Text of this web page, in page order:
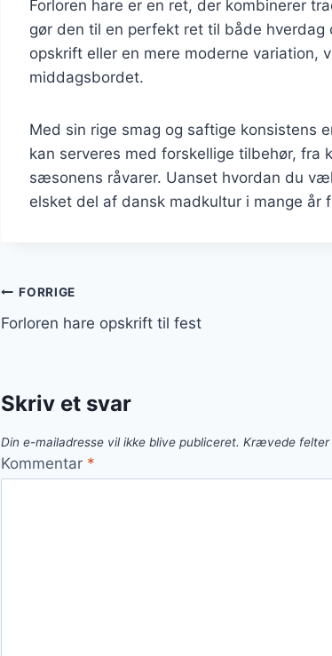
Forloren hare er en ret, der kombinerer
gør den til en perfekt ret til både
opskrift eller en mere moderne variation,
middagsbordet.
Med sin rige smag og saftige konsistens
kan serveres med forskellige tilbehør, fra
sæsonens råvarer. Uanset hvordan du
elsket del af dansk madkultur i mange år
Indlægsnavigation
FORRIGE
Forloren hare opskrift til fest
Skriv et svar
Din e-mailadresse vil ikke blive publiceret. Krævede felter
Kommentar *